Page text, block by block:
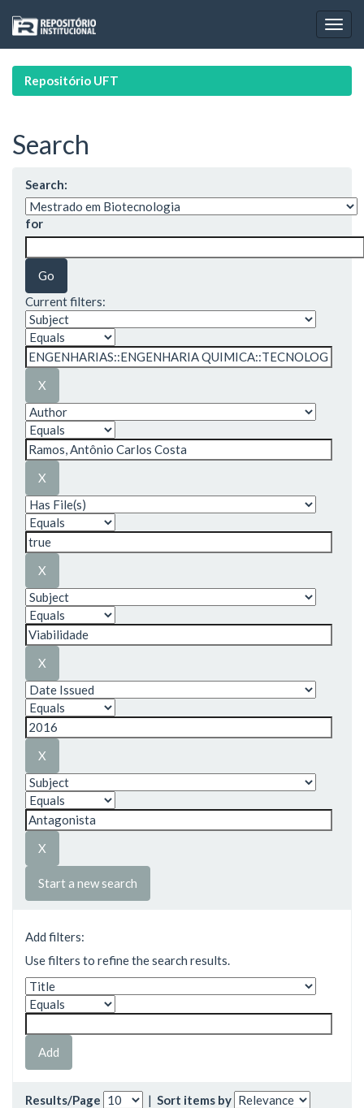
navigation
Repositório UFT
Search
Search:
for
Current filters:
Start a new search
Add filters:
Use filters to refine the search results.
Results/Page | Sort items by